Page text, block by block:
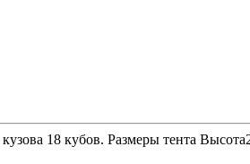
18 кубов. Размеры тента